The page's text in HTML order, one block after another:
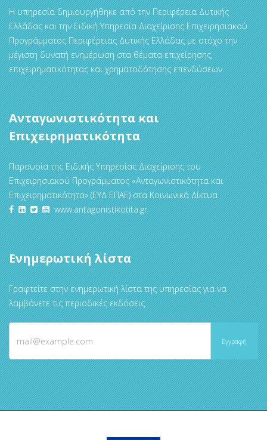
Η υπηρεσία δημιουργήθηκε από την Περιφέρεια Δυτικής
Ελλάδας και την Ειδική Υπηρεσία Διαχείρισης Επιχειρησιακού
Προγράμματος Περιφέρειας Δυτικής Ελλάδας με στόχο την
μέγιστη δυνατή ενημέρωση στα θέματα επιχείρησης,
επιχειρηματικότητας και χρηματοδότησης επενδύσεων.
Ανταγωνιστικότητα και
Επιχειρηματικότητα
Παρουσία της Ειδικής Υπηρεσίας Διαχείρισης του
Επιχειρησιακού Προγράμματος «Ανταγωνιστικότητα και
Επιχειρηματικότητα» (ΕΥΔ ΕΠΑΕ) στα Κοινωνικά Δίκτυα
www.antagonistikotita.gr
Ενημερωτική λίστα
Γραφτείτε στην ενημερωτική λίστα της υπηρεσίας για να
λαμβάνετε τις περιοδικές εκδόσεις